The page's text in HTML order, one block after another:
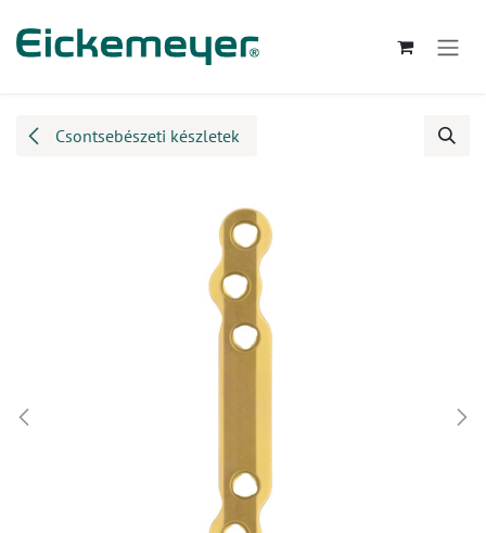
Csontsebészeti készletek